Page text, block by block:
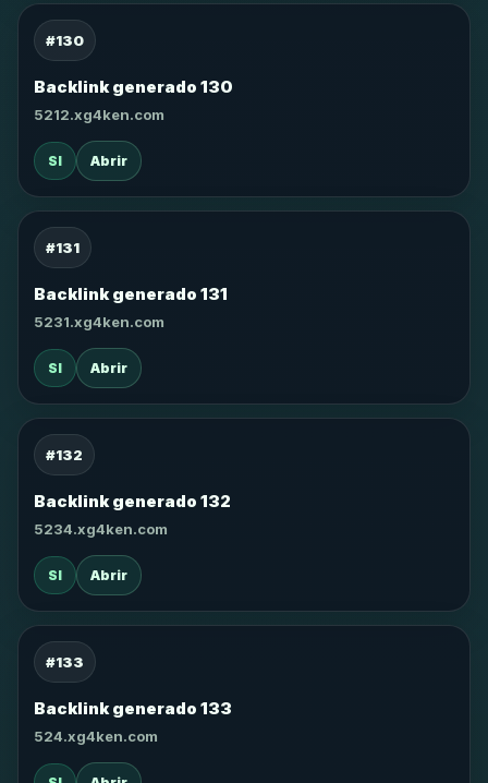
#130
Backlink generado 130
5212.xg4ken.com
SI Abrir
#131
Backlink generado 131
5231.xg4ken.com
SI Abrir
#132
Backlink generado 132
5234.xg4ken.com
SI Abrir
#133
Backlink generado 133
524.xg4ken.com